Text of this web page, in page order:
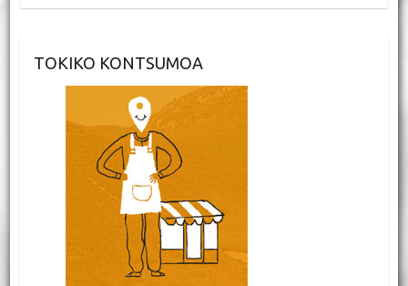
TOKIKO KONTSUMOA